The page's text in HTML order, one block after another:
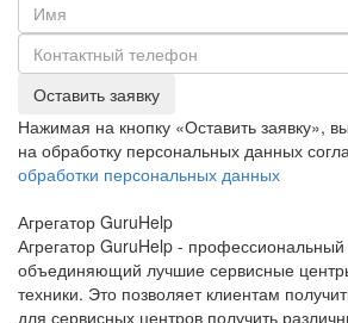
Оставить заявку
Нажимая на кнопку «Оставить заявку»,
на обработку персональных данных
обработки персональных данных
Агрегатор GuruHelp
Агрегатор GuruHelp -
объединяющий лучшие сервисные
техники. Это позволяет клиентам
для сервисных центров получить